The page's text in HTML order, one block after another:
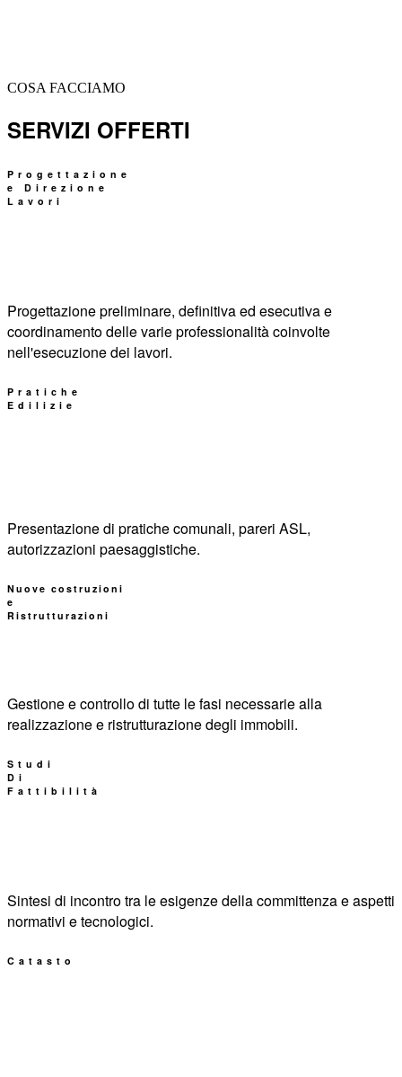
COSA FACCIAMO
SERVIZI OFFERTI
Progettazione
e Direzione
Lavori
Progettazione preliminare, definitiva ed esecutiva e
coordinamento delle varie professionalità coinvolte
nell'esecuzione dei lavori.
Pratiche
Edilizie
Presentazione di pratiche comunali, pareri ASL,
autorizzazioni paesaggistiche.
Nuove costruzioni
e
Ristrutturazioni
Gestione e controllo di tutte le fasi necessarie alla
realizzazione e ristrutturazione degli immobili.
Studi
Di
Fattibilità
Sintesi di incontro tra le esigenze della committenza e aspetti
normativi e tecnologici.
Catasto